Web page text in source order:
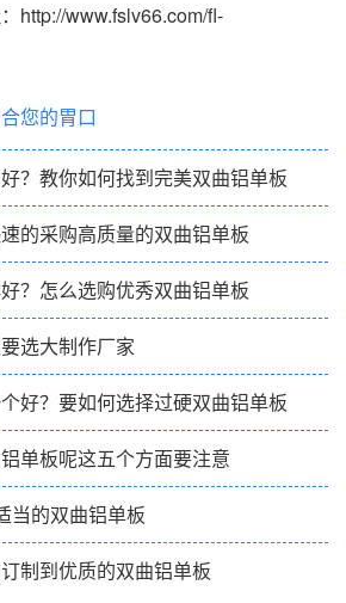
www.fslv66.com/fl-
您的胃口
？教你如何找到完美双曲铝单板
的采购高质量的双曲铝单板
？怎么选购优秀双曲铝单板
选大制作厂家
好？要如何选择过硬双曲铝单板
单板呢这五个方面要注意
当的双曲铝单板
制到优质的双曲铝单板